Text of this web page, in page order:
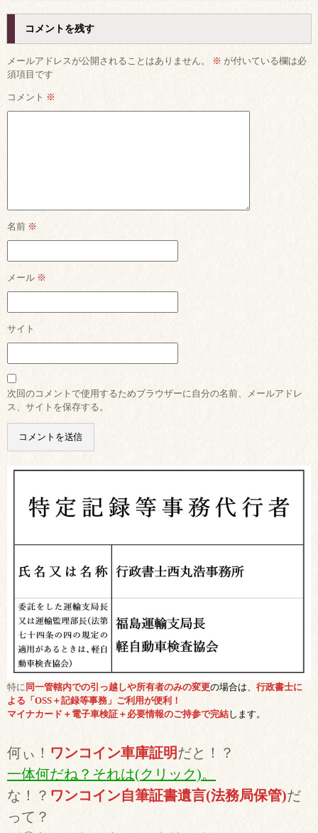
コメントを残す
メールアドレスが公開されることはありません。 ※ が付いている欄は必
須項目です
コメント ※
名前 ※
メール ※
サイト
次回のコメントで使用するためブラウザーに自分の名前、メールアドレ
ス、サイトを保存する。
特に 同一管轄内での引っ越しや所有者のみの変更の場合は、 行政書士に
よる「OSS＋記録等事務」ご利用が便利！
マイナカード＋電子車検証＋必要情報のご持参で完結します。
何ぃ！ ワンコイン車庫証明だと！？
一体何だね？それは(クリック)。
な！？ ワンコイン自筆証書遺言(法務局保管)だ
って？